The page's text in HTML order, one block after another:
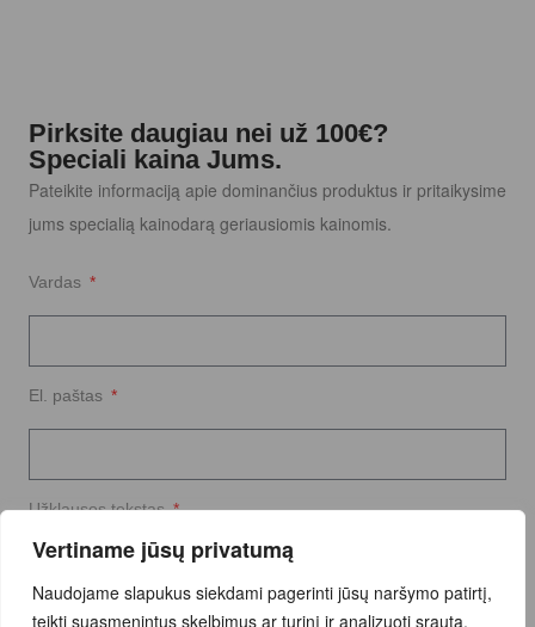
Vertiname jūsų privatumą
Naudojame slapukus siekdami pagerinti jūsų naršymo patirtį,
teikti suasmenintus skelbimus ar turinį ir analizuoti srautą.
Pirksite daugiau nei už 100€?
Speciali kaina Jums.
Pateikite informaciją apie dominančius produktus ir pritaikysime
jums specialią kainodarą geriausiomis kainomis.
Vardas
El. paštas
Užklausos tekstas